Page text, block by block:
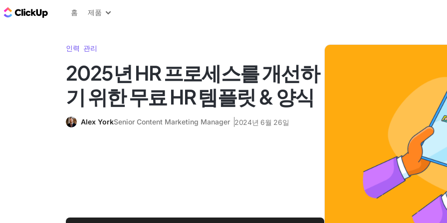
ClickUp 블로그
홈 제품
인력 관리
2025년 HR 프로세스를 개선하
기 위한 무료 HR 템플릿 & 양식
Alex YorkSenior Content Marketing Manager 2024년 6월 26일